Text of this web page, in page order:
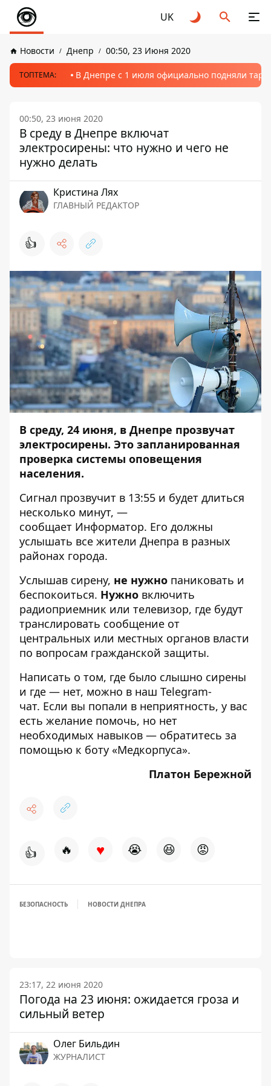
UK
Новости Днепр 00:50, 23 Июня 2020
ТОПТЕМА: В Днепре с 1 июля официально подняли
00:50, 23 июня 2020
В среду в Днепре включат
электросирены: что нужно и чего не
нужно делать
Кристина Лях
ГЛАВНЫЙ РЕДАКТОР
👍
В среду, 24 июня, в Днепре прозвучат
электросирены. Это запланированная
проверка системы оповещения
населения.
Сигнал прозвучит в 13:55 и будет длиться
несколько минут, —
сообщает Информатор. Его должны
услышать все жители Днепра в разных
районах города.
Услышав сирену, не нужно паниковать и
беспокоиться. Нужно включить
радиоприемник или телевизор, где будут
транслировать сообщение от
центральных или местных органов власти
по вопросам гражданской защиты.
Написать о том, где было слышно сирены
и где — нет, можно в наш Telegram-
чат. Если вы попали в неприятность, у вас
есть желание помочь, но нет
необходимых навыков — обратитесь за
помощью к боту «Медкорпуса».
Платон Бережной
👍 🔥 ♥ 😭 😆 😡
БЕЗОПАСНОСТЬ НОВОСТИ ДНЕПРА
23:17, 22 июня 2020
Погода на 23 июня: ожидается гроза и
сильный ветер
Олег Бильдин
ЖУРНАЛИСТ